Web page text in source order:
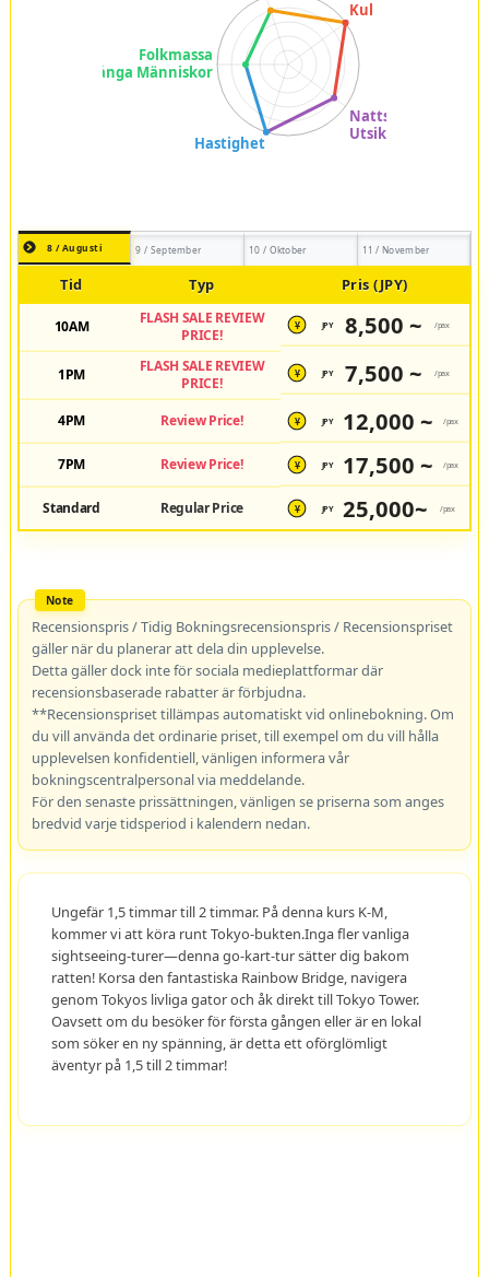
8 / Augusti 9 / September 10 / Oktober 11 / November
Tid Typ Pris (JPY)
10AM
FLASH SALE REVIEW
PRICE!
¥ JPY 8,500 ~ /pax
1PM
FLASH SALE REVIEW
PRICE!
¥ JPY 7,500 ~ /pax
4PM Review Price! ¥ JPY 12,000 ~ /pax
7PM Review Price! ¥ JPY 17,500 ~ /pax
Standard Regular Price ¥ JPY 25,000~ /pax
Recensionspris / Tidig Bokningsrecensionspris / Recensionspriset
gäller när du planerar att dela din upplevelse.
Detta gäller dock inte för sociala medieplattformar där
recensionsbaserade rabatter är förbjudna.
**Recensionspriset tillämpas automatiskt vid onlinebokning. Om
du vill använda det ordinarie priset, till exempel om du vill hålla
upplevelsen konfidentiell, vänligen informera vår
bokningscentralpersonal via meddelande.
För den senaste prissättningen, vänligen se priserna som anges
bredvid varje tidsperiod i kalendern nedan.
Ungefär 1,5 timmar till 2 timmar. På denna kurs K-M,
kommer vi att köra runt Tokyo-bukten.Inga fler vanliga
sightseeing-turer—denna go-kart-tur sätter dig bakom
ratten! Korsa den fantastiska Rainbow Bridge, navigera
genom Tokyos livliga gator och åk direkt till Tokyo Tower.
Oavsett om du besöker för första gången eller är en lokal
som söker en ny spänning, är detta ett oförglömligt
äventyr på 1,5 till 2 timmar!